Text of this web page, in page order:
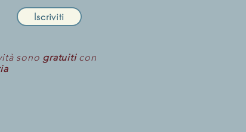
Iscriviti
sono gratuiticon